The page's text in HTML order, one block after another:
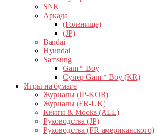
SNK
Аркада
(Голенище)
(JP)
Bandai
Hyundai
Samsung
Gam * Boy
Супер Gam * Boy (KR)
Игры на бумаге
Журналы (JP-KOR)
Журналы (FR-UK)
Книги & Mooks (ALL)
Руководства (JP)
Руководства (FR-американского)